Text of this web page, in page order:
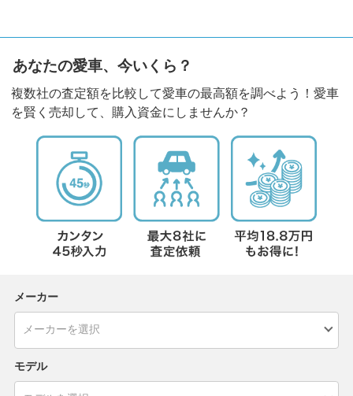
あなたの愛車、今いくら？
複数社の査定額を比較して愛車の最高額を調べよう！愛車
を賢く売却して、購入資金にしませんか？
メーカー
モデル